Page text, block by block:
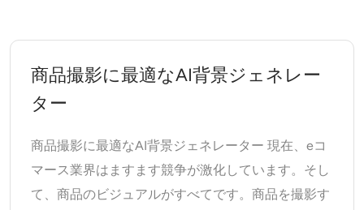
商品撮影に最適なAI背景ジェネレー
ター
商品撮影に最適なAI背景ジェネレーター 現在、eコ
マース業界はますます競争が激化しています。そし
て、商品のビジュアルがすべてです。商品を撮影す